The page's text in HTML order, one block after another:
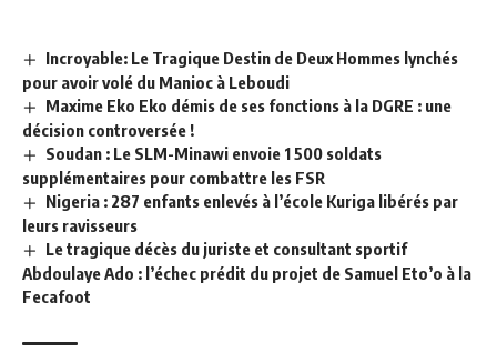
Incroyable: Le Tragique Destin de Deux Hommes lynchés
pour avoir volé du Manioc à Leboudi
Maxime Eko Eko démis de ses fonctions à la DGRE : une
décision controversée !
Soudan : Le SLM-Minawi envoie 1 500 soldats
supplémentaires pour combattre les FSR
Nigeria : 287 enfants enlevés à l’école Kuriga libérés par
leurs ravisseurs
Le tragique décès du juriste et consultant sportif
Abdoulaye Ado : l’échec prédit du projet de Samuel Eto’o à la
Fecafoot